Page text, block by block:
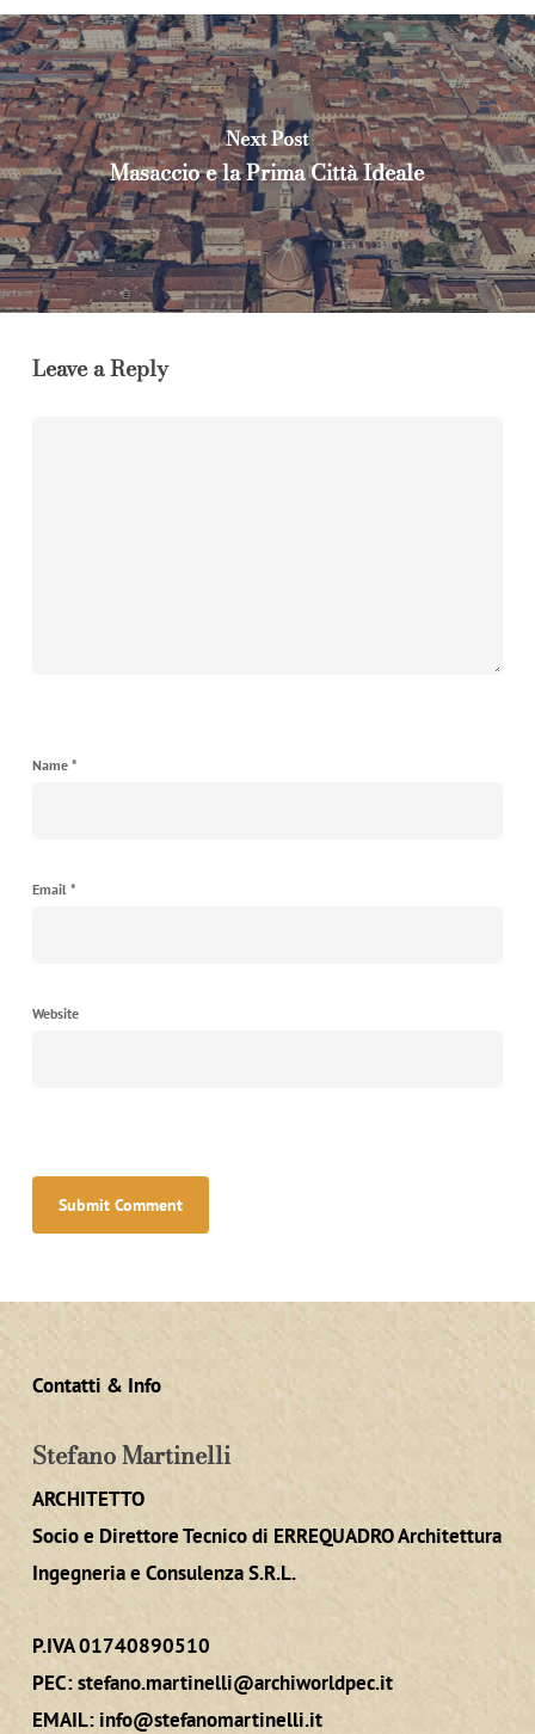
Next Post
Masaccio e la Prima Città Ideale
Leave a Reply
Name *
Email *
Website
Contatti & Info
Stefano Martinelli
ARCHITETTO
Socio e Direttore Tecnico di ERREQUADRO Architettura
Ingegneria e Consulenza S.R.L.
P.IVA 01740890510
PEC:stefano.martinelli@archiworldpec.it
EMAIL: info@stefanomartinelli.it